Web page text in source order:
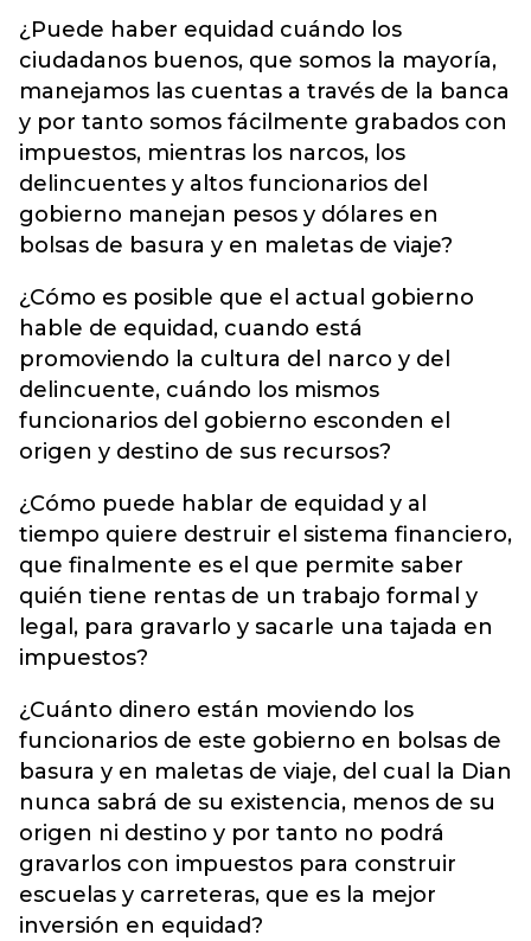
¿Puede haber equidad cuándo los
ciudadanos buenos, que somos la mayoría,
manejamos las cuentas a través de la banca
y por tanto somos fácilmente grabados con
impuestos, mientras los narcos, los
delincuentes y altos funcionarios del
gobierno manejan pesos y dólares en
bolsas de basura y en maletas de viaje?
¿Cómo es posible que el actual gobierno
hable de equidad, cuando está
promoviendo la cultura del narco y del
delincuente, cuándo los mismos
funcionarios del gobierno esconden el
origen y destino de sus recursos?
¿Cómo puede hablar de equidad y al
tiempo quiere destruir el sistema financiero,
que finalmente es el que permite saber
quién tiene rentas de un trabajo formal y
legal, para gravarlo y sacarle una tajada en
impuestos?
¿Cuánto dinero están moviendo los
funcionarios de este gobierno en bolsas de
basura y en maletas de viaje, del cual la Dian
nunca sabrá de su existencia, menos de su
origen ni destino y por tanto no podrá
gravarlos con impuestos para construir
escuelas y carreteras, que es la mejor
inversión en equidad?